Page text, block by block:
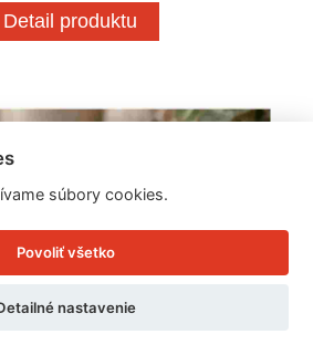
Detail produktu
súbory cookies.
Povoliť všetko
nastavenie